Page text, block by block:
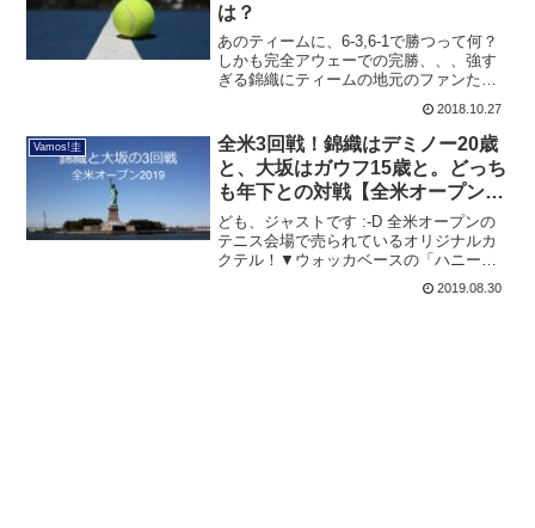
は？
あのティームに、6-3,6-1で勝つって何？
しかも完全アウェーでの完勝、、、強す
ぎる錦織にティームの地元のファンたち
がどんどん静かになり、最後のほうはあ
きらめムード。ジャスト錦織が強すぎて
ちょっと申し訳なさそうな表情に見えた
のは私だけでしょ...
2018.10.27
Vamos!圭
全米3回戦！錦織はデミノー20歳
と、大坂はガウフ15歳と。どっち
も年下との対戦【全米オープン
2019】
ども、ジャストです :-D 全米オープンの
テニス会場で売られているオリジナルカ
クテル！▼ウォッカベースの「ハニー・
デュース」 この投稿をInstagramで見
る Kicking off the #USOpen rig...
2019.08.30